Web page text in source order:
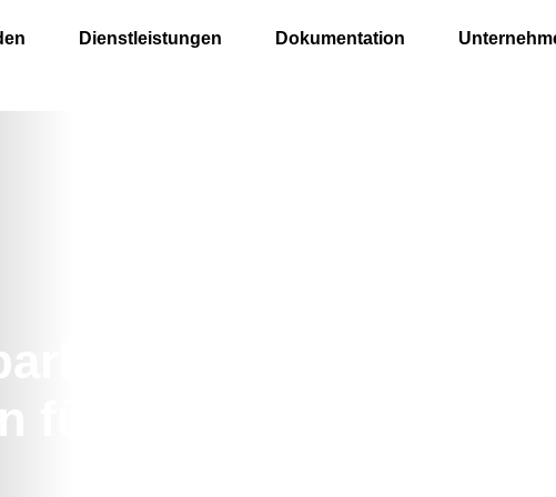
Dienstleistungen Dokumentation
für